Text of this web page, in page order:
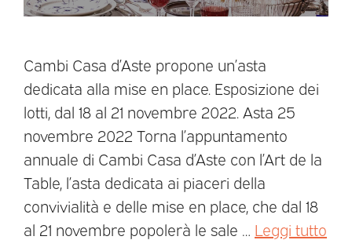
Cambi Casa d’Aste propone un’asta
dedicata alla mise en place. Esposizione dei
lotti, dal 18 al 21 novembre 2022. Asta 25
novembre 2022 Torna l’appuntamento
annuale di Cambi Casa d’Aste con l’Art de la
Table, l’asta dedicata ai piaceri della
convivialità e delle mise en place, che dal 18
al 21 novembre popolerà le sale … Leggi tutto